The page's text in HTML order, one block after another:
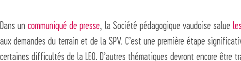
Dans un communiqué de presse, la Société pédagogique vaudoise salue
aux demandes du terrain et de la SPV. C’est une première étape
certaines difficultés de la LEO. D’autres thématiques devront encore être